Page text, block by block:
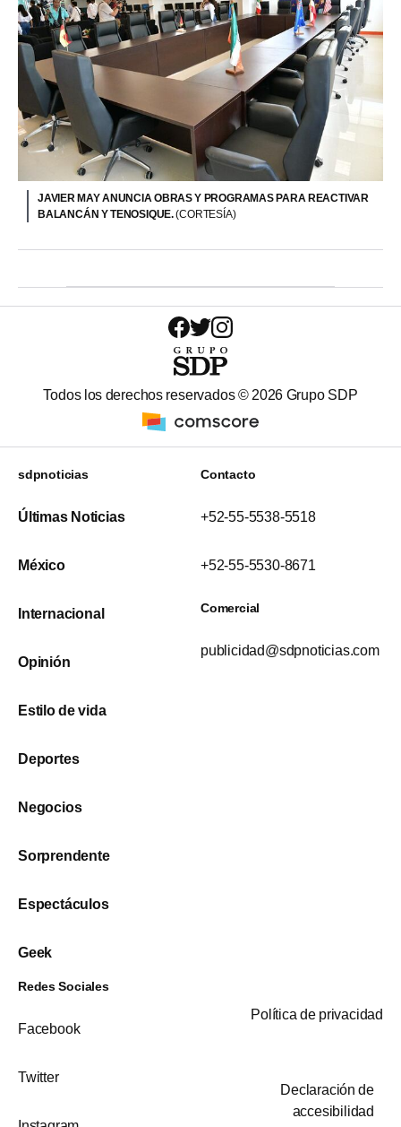
JAVIER MAY ANUNCIA OBRAS Y PROGRAMAS PARA REACTIVAR
BALANCÁN Y TENOSIQUE.(CORTESÍA)
Todos los derechos reservados © 2026 Grupo SDP
sdpnoticias
Últimas Noticias
México
Internacional
Opinión
Estilo de vida
Deportes
Negocios
Sorprendente
Espectáculos
Geek
Contacto
+52-55-5538-5518
+52-55-5530-8671
Comercial
publicidad@sdpnoticias.com
Redes Sociales
Facebook
Twitter
Política de privacidad
Declaración de
accesibilidad